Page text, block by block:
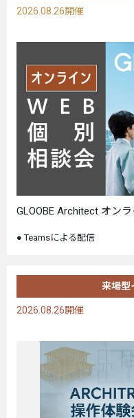
2026.08.26開催
GLOOBE Architect オン
Teamsによる配信
来場型
2026.08.26開催